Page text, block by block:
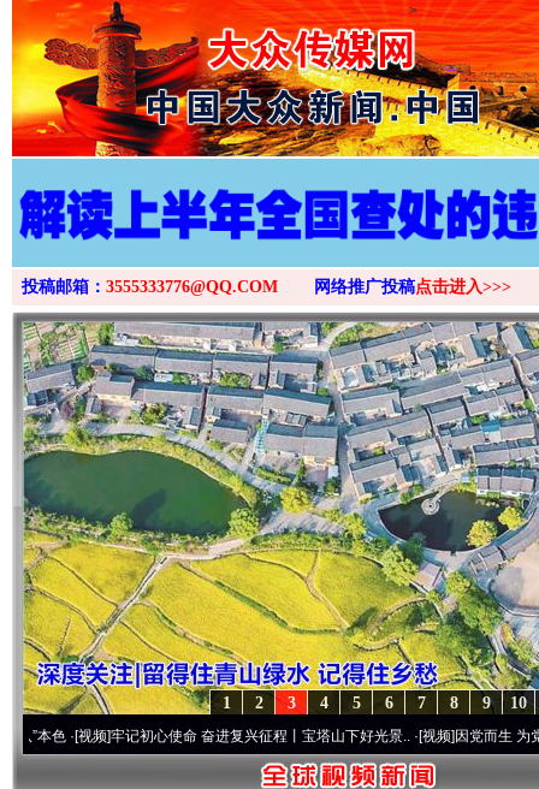
>
投稿邮箱： 3555333776@QQ.COM 网络推广投稿点击进入>>>
10
9
8
7
6
5
4
3
2
1
频]牢记初心使命 奋进复兴征程丨宝塔山下好光景..·[视频]因党而生 为党而战——